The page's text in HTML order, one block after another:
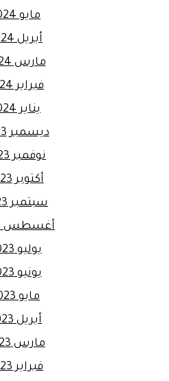
مايو 2024
أبريل 2024
مارس 2024
فبراير 2024
يناير 2024
ديسمبر 2023
نوفمبر 2023
أكتوبر 2023
سبتمبر 2023
أغسطس 2023
يوليو 2023
يونيو 2023
مايو 2023
أبريل 2023
مارس 2023
فبراير 2023